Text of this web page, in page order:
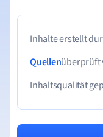
Inhalte erstellt
Quellenüberprüft
Inhaltsqualität